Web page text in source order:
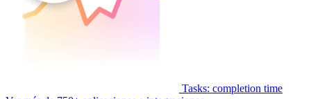
Tasks: completion time